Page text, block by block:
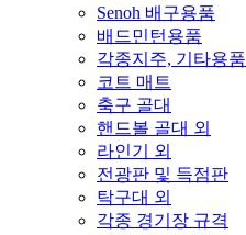
Senoh 배구용품
배드민턴용품
각종지주, 기타용품
코트 매트
축구 골대
핸드볼 골대 외
라인기 외
전광판 및 득점판
탁구대 외
각종 경기장 규격